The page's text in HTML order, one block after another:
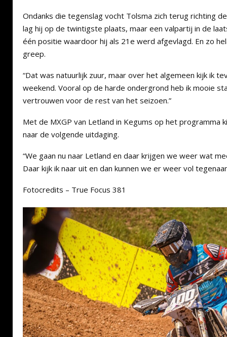
Ondanks die tegenslag vocht Tolsma zich terug richting
lag hij op de twintigste plaats, maar een valpartij in de
één positie waardoor hij als 21e werd afgevlagd. En zo
greep.
“Dat was natuurlijk zuur, maar over het algemeen kijk ik
weekend. Vooral op de harde ondergrond heb ik mooie
vertrouwen voor de rest van het seizoen.”
Met de MXGP van Letland in Kegums op het programma
naar de volgende uitdaging.
“We gaan nu naar Letland en daar krijgen we weer wat
Daar kijk ik naar uit en dan kunnen we er weer vol
Fotocredits – True Focus 381